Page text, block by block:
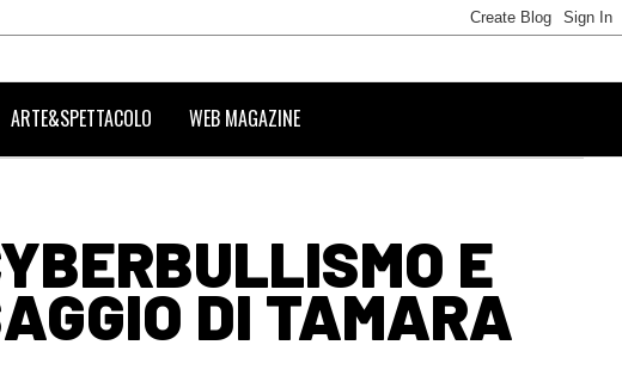
ARTE&SPETTACOLO WEB MAGAZINE
E
DI TAMARA